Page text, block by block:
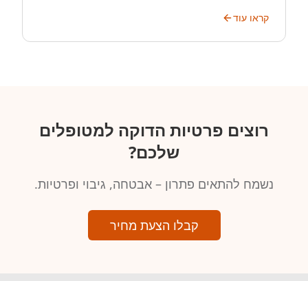
קראו עוד
רוצים פרטיות הדוקה למטופלים
שלכם‏?
נשמח להתאים פתרון – אבטחה, גיבוי ופרטיות.
קבלו הצעת מחיר